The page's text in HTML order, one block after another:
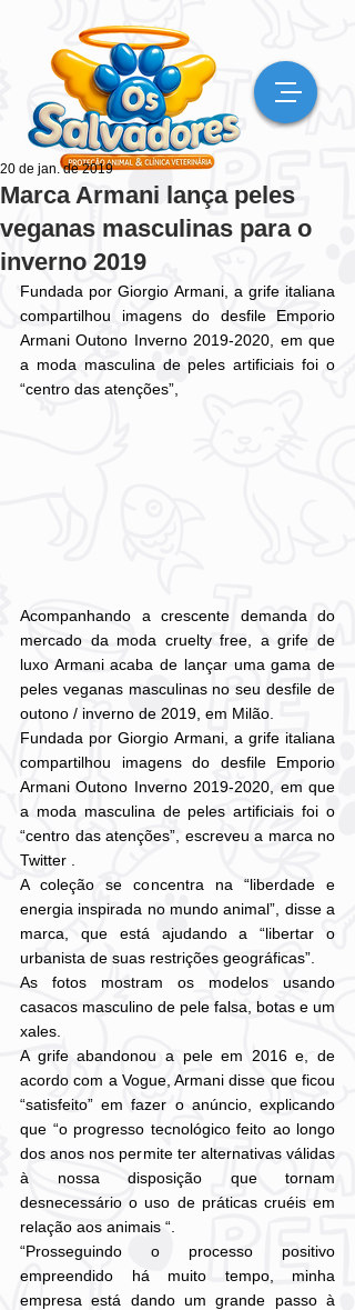
Marca Armani lança peles
veganas masculinas para o
inverno 2019
20 de jan. de 2019
Fundada por Giorgio Armani, a grife italiana
compartilhou imagens do desfile Emporio
Armani Outono Inverno 2019-2020, em que
a moda masculina de peles artificiais foi o
“centro das atenções”,
Acompanhando a crescente demanda do
mercado da moda cruelty free, a grife de
luxo Armani acaba de lançar uma gama de
peles veganas masculinas no seu desfile de
outono / inverno de 2019, em Milão.
Fundada por Giorgio Armani, a grife italiana
compartilhou imagens do desfile Emporio
Armani Outono Inverno 2019-2020, em que
a moda masculina de peles artificiais foi o
“centro das atenções”, escreveu a marca no
Twitter .
A coleção se concentra na “liberdade e
energia inspirada no mundo animal”, disse a
marca, que está ajudando a “libertar o
urbanista de suas restrições geográficas”.
As fotos mostram os modelos usando
casacos masculino de pele falsa, botas e um
xales.
A grife abandonou a pele em 2016 e, de
acordo com a Vogue, Armani disse que ficou
“satisfeito” em fazer o anúncio, explicando
que “o progresso tecnológico feito ao longo
dos anos nos permite ter alternativas válidas
à nossa disposição que tornam
desnecessário o uso de práticas cruéis em
relação aos animais “.
“Prosseguindo o processo positivo
empreendido há muito tempo, minha
empresa está dando um grande passo à